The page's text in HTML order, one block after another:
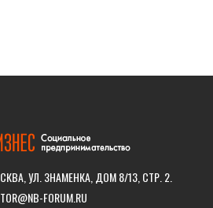
УЛ. ЗНАМЕНКА, ДОМ 8/13, СТР. 2.
FORUM.RU